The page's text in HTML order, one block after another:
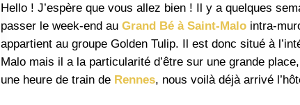
Hello ! J’espère que vous allez bien ! Il y a quelques
passer le week-end auGrand Bé à Saint-Malo intra-
appartient au groupe Golden Tulip. Il est donc situé à
Malo mais il a la particularité d’être sur une grande
une heure de train de Rennes, nous voilà déjà arrivé